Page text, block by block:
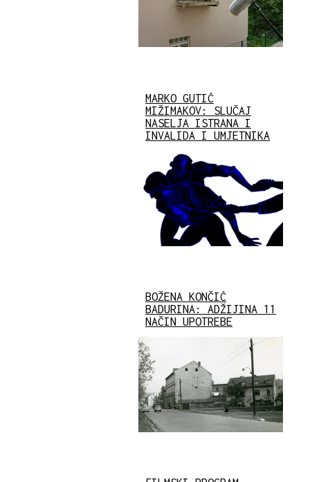
MARKO GUTIĆ
MIŽIMAKOV: SLUČAJ
NASELJA ISTRANA I
INVALIDA I UMJETNIKA
BOŽENA KONČIĆ
BADURINA: ADŽIJINA 11
NAČIN UPOTREBE